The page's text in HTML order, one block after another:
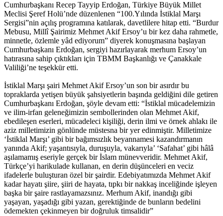
Cumhurbaşkanı Recep Tayyip Erdoğan, Türkiye Büyük Millet
Meclisi Şeref Holü’nde düzenlenen “100.Yılında İstiklal Marşı
Sergisi”nin açılış programına katılarak, davetlilere hitap etti. “Burdur
Mebusu, Millî Şairimiz Mehmet Akif Ersoy’u bir kez daha rahmetle,
minnetle, özlemle yâd ediyorum” diyerek konuşmasına başlayan
Cumhurbaşkanı Erdoğan, sergiyi hazırlayarak merhum Ersoy’un
hatırasına sahip çıktıkları için TBMM Başkanlığı ve Çanakkale
Valiliği’ne teşekkür etti.
İstiklal Marşı şairi Mehmet Akif Ersoy’un son bir asırdır bu
topraklarda yetişen büyük şahsiyetlerin başında geldiğini dile getiren
Cumhurbaşkanı Erdoğan, şöyle devam etti: “İstiklal mücadelemizin
ve ilim-irfan geleneğimizin sembollerinden olan Mehmet Akif,
ebedileşen eserleri, mücadeleci kişiliği, derin ilmi ve örnek ahlakı ile
aziz milletimizin gönlünde müstesna bir yer edinmiştir. Milletimize
‘İstiklal Marşı’ gibi bir bağımsızlık beyannamesi kazandırmanın
yanında Akif; yaşantısıyla, duruşuyla, vakarıyla’ ‘Safahat’ gibi hâlâ
aşılamamış eseriyle gerçek bir İslam münevveridir. Mehmet Akif,
Türkçe’yi harikulade kullanan, en derin düşünceleri en veciz
ifadelerle buluşturan özel bir şairdir. Edebiyatımızda Mehmet Akif
kadar hayatı şiire, şiiri de hayata, tıpkı bir nakkaş inceliğinde işleyen
başka bir şaire rastlayamazsınız. Merhum Akif, inandığı gibi
yaşayan, yaşadığı gibi yazan, gerektiğinde de bunların bedelini
ödemekten çekinmeyen bir doğruluk timsalidir”